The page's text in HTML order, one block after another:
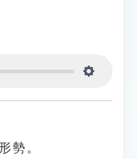
勢。